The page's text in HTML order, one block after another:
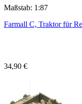
Maßstab: 1:87
Farmall C, Traktor für
34,90 €